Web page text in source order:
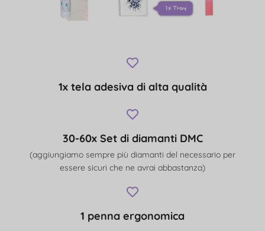
1x tela adesiva di alta qualità
30-60x Set di diamanti DMC
(aggiungiamo sempre più diamanti del necessario per
essere sicuri che ne avrai abbastanza)
1 penna ergonomica